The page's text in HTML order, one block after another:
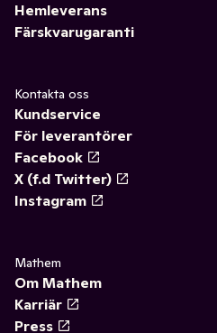
Hemleverans
Färskvarugaranti
Kontakta oss
Kundservice
För leverantörer
Facebook
X (f.d Twitter)
Instagram
Mathem
Om Mathem
Karriär
Press